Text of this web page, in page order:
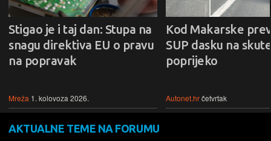
Stigao je i taj dan: Stupa na
snagu direktiva EU o pravu
na popravak
Mreža 1. kolovoza 2026.
Kod Makarske
SUP dasku na
poprijeko
Autonet.hrčetvrtak
AKTUALNE TEME NA FORUMU